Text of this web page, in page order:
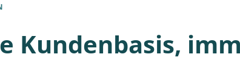
Kundenbasis,